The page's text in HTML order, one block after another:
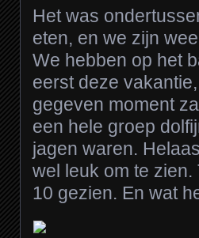
Het was
eten, en we zijn
We hebben op het
eerst deze
gegeven moment
een hele groep
jagen waren.
wel leuk om te
10 gezien. En wat